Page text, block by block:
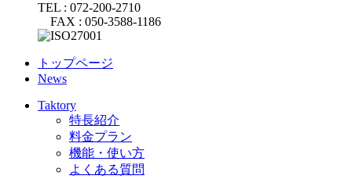
TEL : 072-200-2710
FAX : 050-3588-1186
トップページ
News
Taktory
特長紹介
料金プラン
機能・使い方
よくある質問